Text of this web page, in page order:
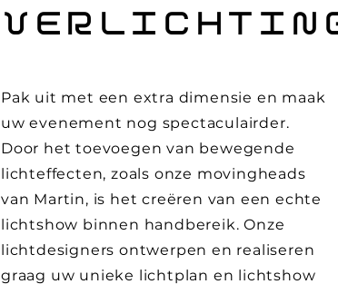
Pak uit met een extra dimensie en maak
uw evenement nog spectaculairder.
Door het toevoegen van bewegende
lichteffecten, zoals onze movingheads
van Martin, is het creëren van een echte
lichtshow binnen handbereik. Onze
lichtdesigners ontwerpen en realiseren
graag uw unieke lichtplan en lichtshow